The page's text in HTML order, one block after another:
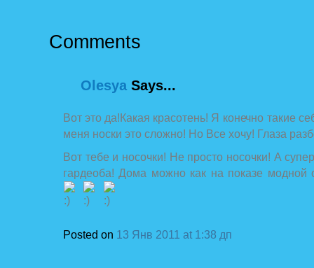
Comments
Olesya Says...
Вот это да!Какая красотень! Я конечно такие
меня носки это сложно! Но Все хочу! Глаза
Вот тебе и носочки! Не просто носочки! А
гардеоба! Дома можно как на показе модной
Posted on 13 Янв 2011 at 1:38 дп